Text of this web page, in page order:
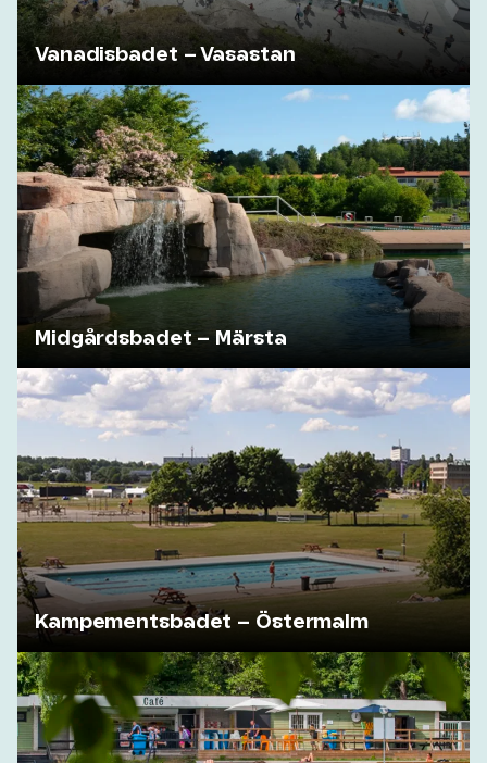
Vanadisbadet – Vasastan
Midgårdsbadet – Märsta
Kampementsbadet – Östermalm